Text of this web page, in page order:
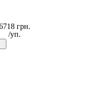
грн.
/уп.